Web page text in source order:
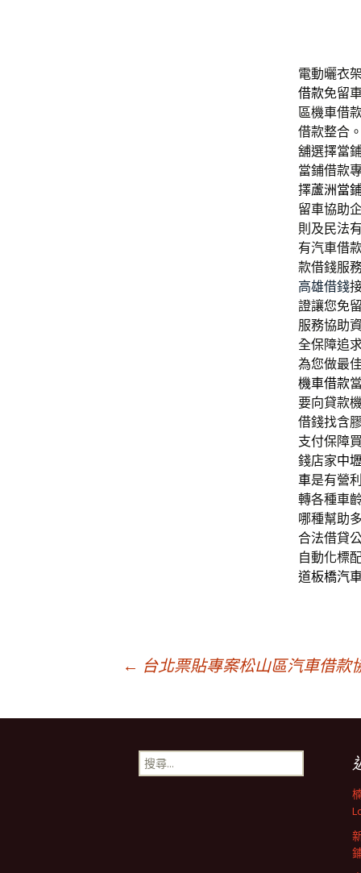
電動曬衣
借款免留
區機車借
借款整合
舖選擇當
當鋪借款
擇蘆洲當
留車協助
則及民法
有汽車借
款借錢服
高雄借錢
證讓您免
服務協助
全保障追
為您做最
機車借款
要向貸款
借錢找含
支付保障
錢店家中
車是有營
轉各種車
哪種幫助
合法借貸
自動化標
道板橋汽
章
← 台北票貼專案松山區汽車借款
搜
尋